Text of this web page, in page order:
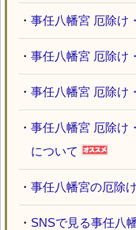
・ 事任八幡宮 厄除け
・ 事任八幡宮 厄除け
・ 事任八幡宮 厄除け
・ 事任八幡宮 厄除け
について
・ 事任八幡宮の厄除
・ SNSで見る事任八